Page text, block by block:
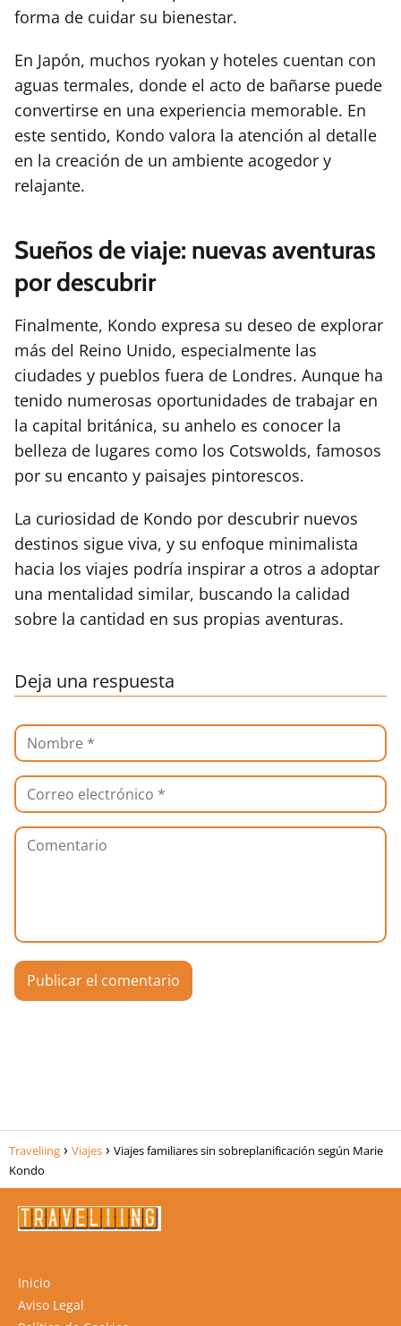
forma de cuidar su bienestar.
En Japón, muchos ryokan y hoteles cuentan con
aguas termales, donde el acto de bañarse puede
convertirse en una experiencia memorable. En
este sentido, Kondo valora la atención al detalle
en la creación de un ambiente acogedor y
relajante.
Sueños de viaje: nuevas aventuras
por descubrir
Finalmente, Kondo expresa su deseo de explorar
más del Reino Unido, especialmente las
ciudades y pueblos fuera de Londres. Aunque ha
tenido numerosas oportunidades de trabajar en
la capital británica, su anhelo es conocer la
belleza de lugares como los Cotswolds, famosos
por su encanto y paisajes pintorescos.
La curiosidad de Kondo por descubrir nuevos
destinos sigue viva, y su enfoque minimalista
hacia los viajes podría inspirar a otros a adoptar
una mentalidad similar, buscando la calidad
sobre la cantidad en sus propias aventuras.
Deja una respuesta
Traveliing Viajes
Viajes familiares sin sobreplanificación según Marie
Kondo
Inicio
Aviso Legal